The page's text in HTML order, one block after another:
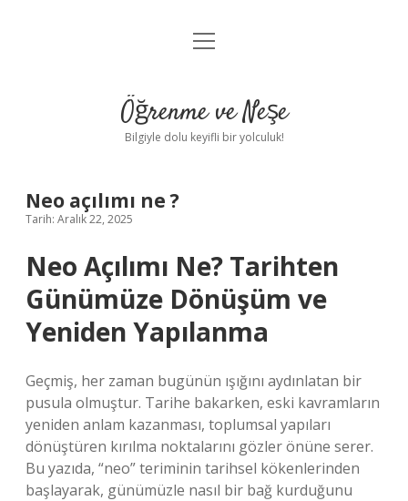
Anasayfa
Yasal Uyarı
menüyü
Öğrenme ve Neşe
Bilgiyle dolu keyifli bir yolculuk!
Neo açılımı ne ?
Tarih: Aralık 22, 2025
Neo Açılımı Ne? Tarihten
Günümüze Dönüşüm ve
Yeniden Yapılanma
Geçmiş, her zaman bugünün ışığını aydınlatan bir
pusula olmuştur. Tarihe bakarken, eski kavramların
yeniden anlam kazanması, toplumsal yapıları
dönüştüren kırılma noktalarını gözler önüne serer.
Bu yazıda, “neo” teriminin tarihsel kökenlerinden
başlayarak, günümüzle nasıl bir bağ kurduğunu